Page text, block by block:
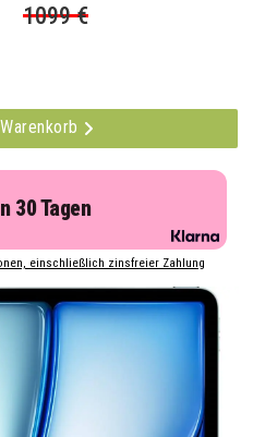
1099 €
30 Tagen
einschließlich zinsfreier Zahlung